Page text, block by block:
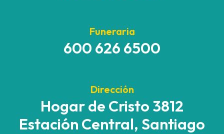
Funeraria
600 626 6500
Dirección
Hogar de Cristo 3812
Estación Central, Santiago